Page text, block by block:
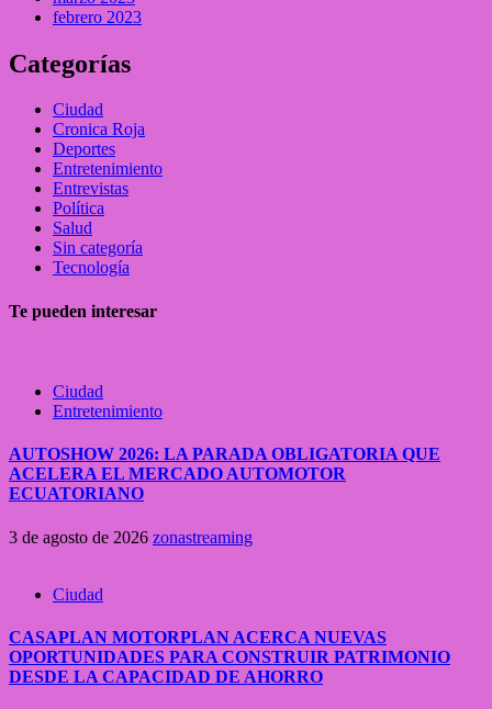
febrero 2023
Categorías
Ciudad
Cronica Roja
Deportes
Entretenimiento
Entrevistas
Política
Salud
Sin categoría
Tecnología
Te pueden interesar
Ciudad
Entretenimiento
AUTOSHOW 2026: LA PARADA OBLIGATORIA QUE
ACELERA EL MERCADO AUTOMOTOR
ECUATORIANO
3 de agosto de 2026 zonastreaming
Ciudad
CASAPLAN MOTORPLAN ACERCA NUEVAS
OPORTUNIDADES PARA CONSTRUIR PATRIMONIO
DESDE LA CAPACIDAD DE AHORRO